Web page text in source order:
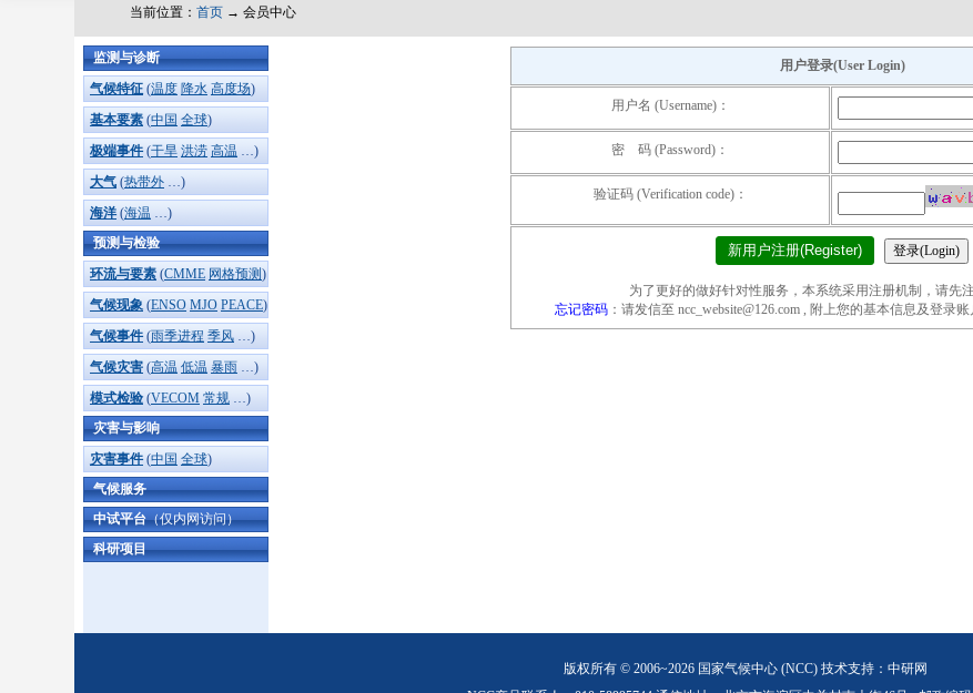
当前位置： 首页 → 会员中心
监测与诊断
气候特征 (温度 降水 高度场)
基本要素 (中国 全球)
极端事件(干旱 洪涝 高温 …)
大气 (热带外 …)
海洋(海温 …)
预测与检验
环流与要素 (CMME 网格预测)
气候现象 (ENSO MJO PEACE)
气候事件(雨季进程 季风 …)
气候灾害 (高温 低温 暴雨 …)
模式检验(VECOM 常规 …)
灾害与影响
灾害事件(中国 全球)
气候服务
中试平台（仅内网访问）
科研项目
用户登录(User Login)
用户名 (Username)：
密 码 (Password)：
验证码 (Verification code)：
新用户注册(Register)
为了更好的做好针对性服务，本系统采用注册机制，请先
忘记密码 ：请发信至 ncc_website@126.com , 附上您的基本信息及登录
版权所有 © 2006~2026 国家气候中心 (NCC) 技术支持：中研网